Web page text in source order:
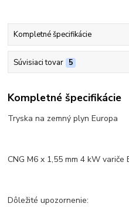
Kompletné špecifikácie
Súvisiaci tovar 5
Kompletné špecifikácie
Tryska na zemný plyn Europa
CNG M6 x 1,55 mm 4 kW variče
Dôležité upozornenie: